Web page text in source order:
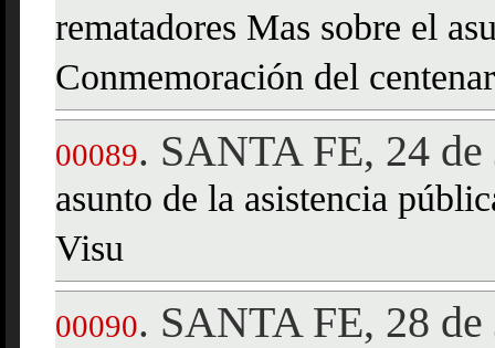
rematadores Mas sobre el
Conmemoración del
00089. SANTA FE, 24
asunto de la asistencia
Visu
00090. SANTA FE, 28